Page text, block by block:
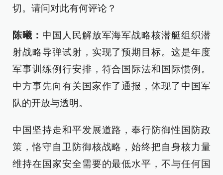
切。请问对此有何评论？
陈曦： 中国人民解放军海军战略核潜艇组织潜
射战略导弹试射，实现了预期目标。这是年度
军事训练例行安排，符合国际法和国际惯例。
中方事先向有关国家作了通报，体现了中国军
队的开放与透明。
中国坚持走和平发展道路，奉行防御性国防政
策，恪守自卫防御核战略，始终把自身核力量
维持在国家安全需要的最低水平，不与任何国